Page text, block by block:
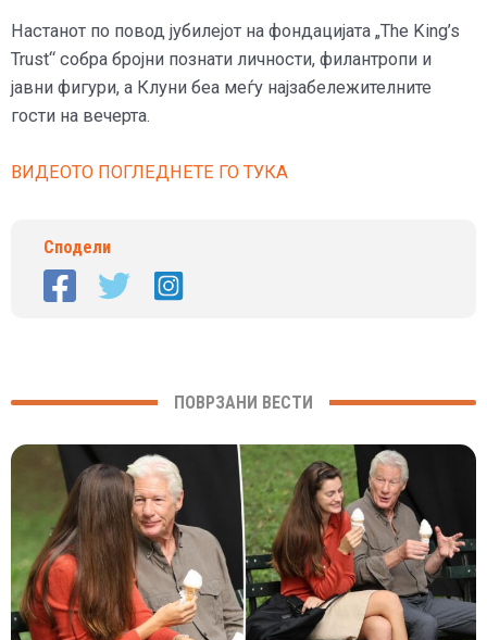
Настанот по повод јубилејот на фондацијата „The King’s
Trust“ собра бројни познати личности, филантропи и
јавни фигури, а Клуни беа меѓу најзабележителните
гости на вечерта.
ВИДЕОТО ПОГЛЕДНЕТЕ ГО ТУКА
Сподели
ПОВРЗАНИ ВЕСТИ